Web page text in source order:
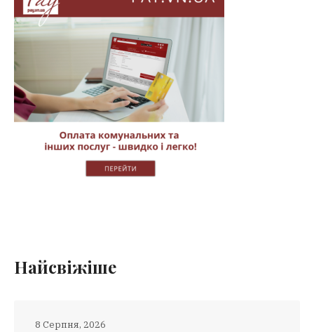
Найсвіжіше
8 Серпня, 2026